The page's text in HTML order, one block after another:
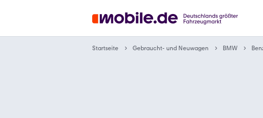
Startseite Gebraucht- und Neuwagen BMW